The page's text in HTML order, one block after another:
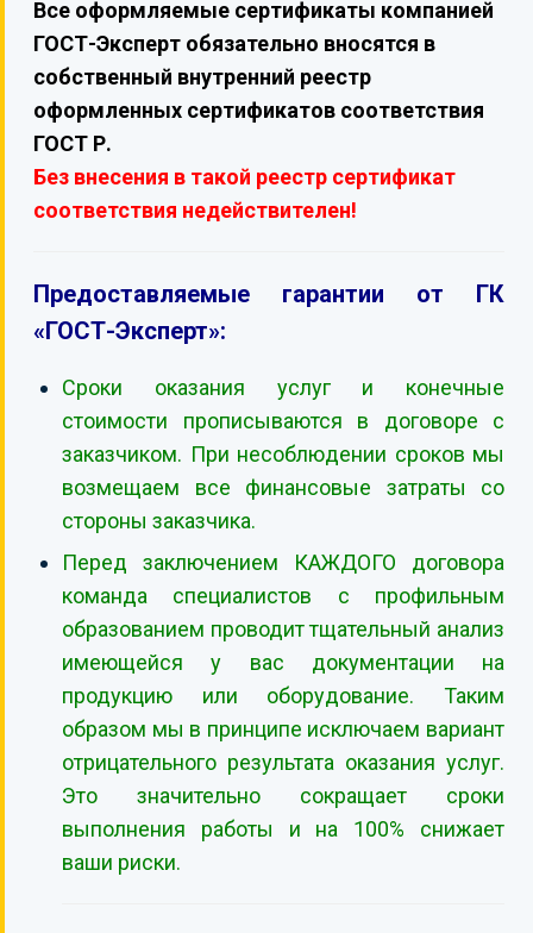
Все оформляемые сертификаты компанией
ГОСТ-Эксперт обязательно вносятся в
собственный внутренний реестр
оформленных сертификатов соответствия
ГОСТ Р.
Без внесения в такой реестр сертификат
соответствия недействителен!
Предоставляемые гарантии от ГК
«ГОСТ-Эксперт»:
Сроки оказания услуг и конечные
стоимости прописываются в договоре с
заказчиком. При несоблюдении сроков мы
возмещаем все финансовые затраты со
стороны заказчика.
Перед заключением КАЖДОГО договора
команда специалистов с профильным
образованием проводит тщательный анализ
имеющейся у вас документации на
продукцию или оборудование. Таким
образом мы в принципе исключаем вариант
отрицательного результата оказания услуг.
Это значительно сокращает сроки
выполнения работы и на 100% снижает
ваши риски.